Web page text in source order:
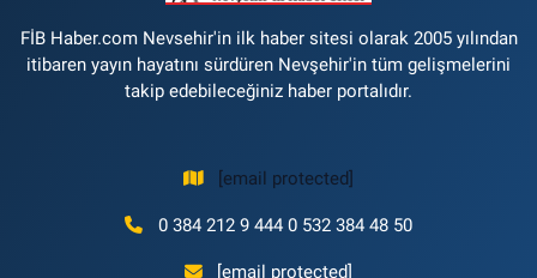
FİB Haber.com Nevsehir'in ilk haber sitesi olarak 2005 yılından
itibaren yayın hayatını sürdüren Nevşehir'in tüm gelişmelerini
takip edebileceğiniz haber portalıdır.
[email protected]
0 384 212 9 444 0 532 384 48 50
[email protected]